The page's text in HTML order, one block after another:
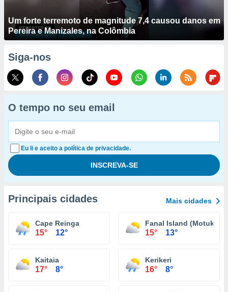
Um forte terremoto de magnitude 7,4 causou danos em
Pereira e Manizales, na Colômbia
Siga-nos
O tempo no seu email
Eu li e aceito a política de privacidade.
Principais cidades Mais cidades
Cape Reinga
15° 12°
Fanal Island (Motukino)
15° 13°
Kaitaia
17° 8°
Kerikeri
16° 8°